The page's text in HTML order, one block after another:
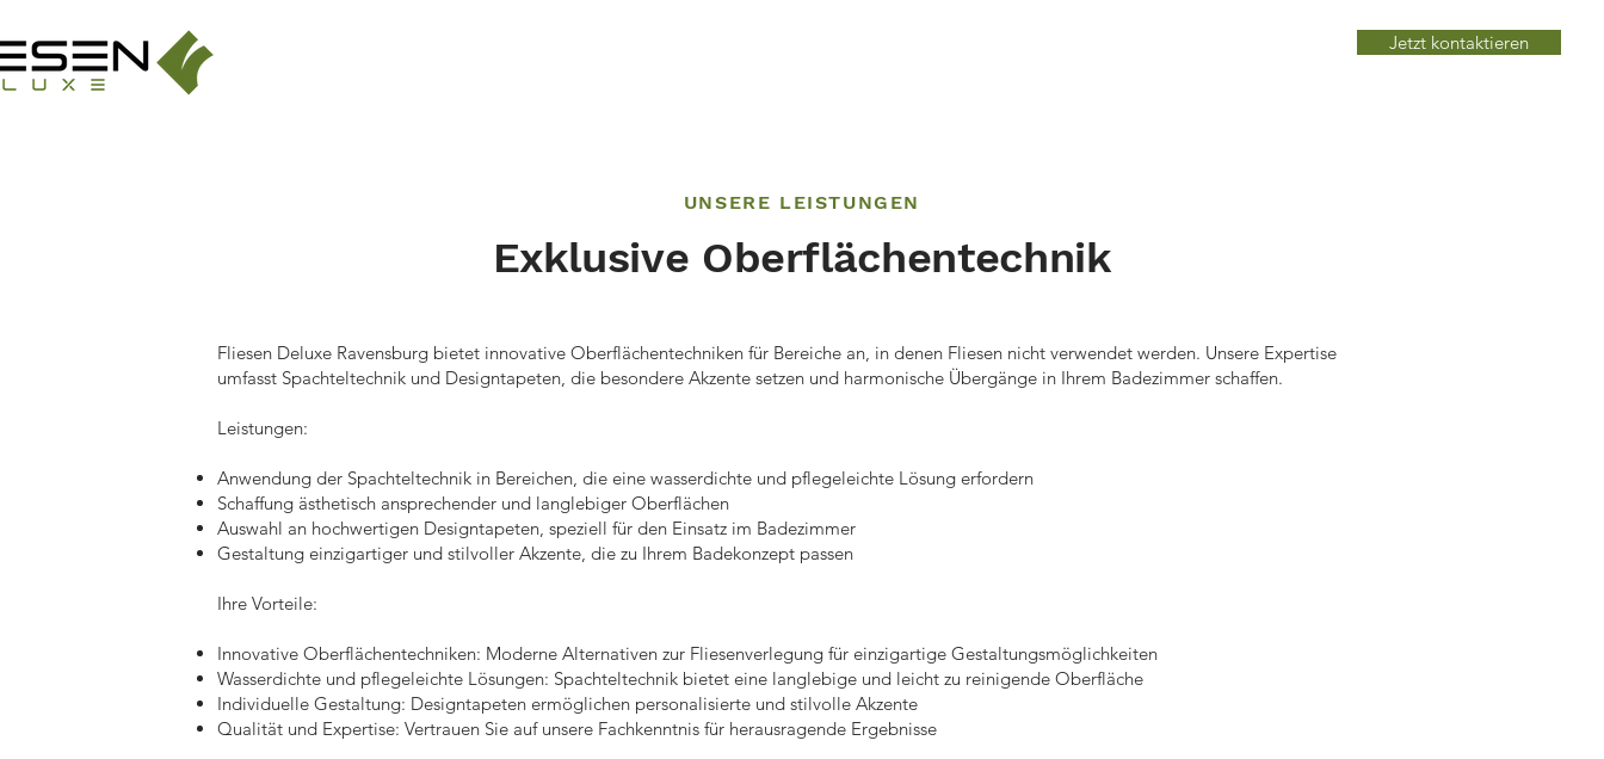
Jetzt kontaktieren
UNSERE LEISTUNGEN
Exklusive Oberflächentechnik
Fliesen Deluxe Ravensburg bietet innovative Oberflächentechniken für Bereiche an, in denen Fliesen nicht verwendet werden. Unsere Expertise
umfasst Spachteltechnik und Designtapeten, die besondere Akzente setzen und harmonische Übergänge in Ihrem Badezimmer schaffen.
Leistungen:
Anwendung der Spachteltechnik in Bereichen, die eine wasserdichte und pflegeleichte Lösung erfordern
Schaffung ästhetisch ansprechender und langlebiger Oberflächen
Auswahl an hochwertigen Designtapeten, speziell für den Einsatz im Badezimmer
Gestaltung einzigartiger und stilvoller Akzente, die zu Ihrem Badekonzept passen
Ihre Vorteile:
Innovative Oberflächentechniken: Moderne Alternativen zur Fliesenverlegung für einzigartige Gestaltungsmöglichkeiten
Wasserdichte und pflegeleichte Lösungen: Spachteltechnik bietet eine langlebige und leicht zu reinigende Oberfläche
Individuelle Gestaltung: Designtapeten ermöglichen personalisierte und stilvolle Akzente
Qualität und Expertise: Vertrauen Sie auf unsere Fachkenntnis für herausragende Ergebnisse